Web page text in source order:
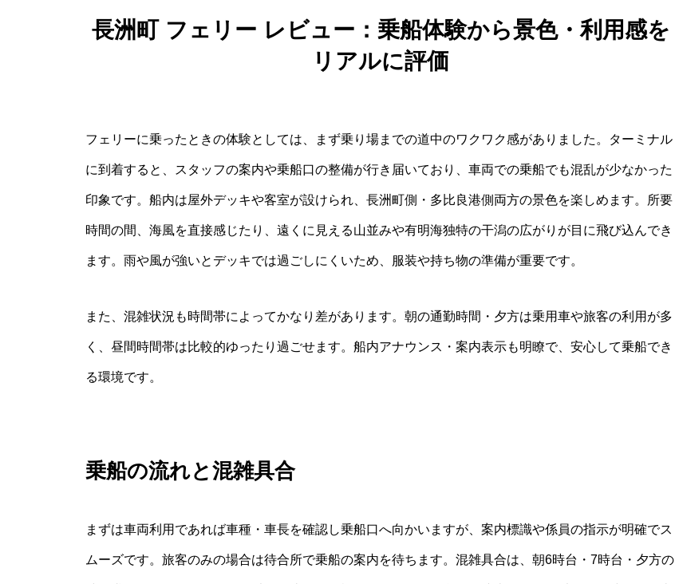
長洲町 フェリー レビュー：乗船体験から景色・利用感を
リアルに評価
フェリーに乗ったときの体験としては、まず乗り場までの道中のワクワク感がありました。ターミナル
に到着すると、スタッフの案内や乗船口の整備が行き届いており、車両での乗船でも混乱が少なかった
印象です。船内は屋外デッキや客室が設けられ、長洲町側・多比良港側両方の景色を楽しめます。所要
時間の間、海風を直接感じたり、遠くに見える山並みや有明海独特の干潟の広がりが目に飛び込んでき
ます。雨や風が強いとデッキでは過ごしにくいため、服装や持ち物の準備が重要です。
また、混雑状況も時間帯によってかなり差があります。朝の通勤時間・夕方は乗用車や旅客の利用が多
く、昼間時間帯は比較的ゆったり過ごせます。船内アナウンス・案内表示も明瞭で、安心して乗船でき
る環境です。
乗船の流れと混雑具合
まずは車両利用であれば車種・車長を確認し乗船口へ向かいますが、案内標識や係員の指示が明確でス
ムーズです。旅客のみの場合は待合所で乗船の案内を待ちます。混雑具合は、朝6時台・7時台・夕方の